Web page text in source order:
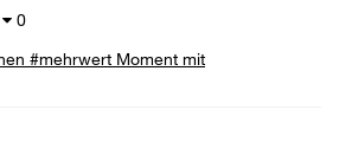
0
#mehrwert Moment mit